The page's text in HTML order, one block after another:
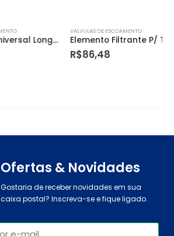
Sifao Sanf. Universal Longo (1,50m) Censi
VÁLVULAS DE ESCOAMENTO
Elemento Filtrante P/ Torn. Puravitta
86,48
Ofertas & Novidades
Gostaria de receber novidades em sua
caixa postal? Inscreva-se e fique ligado.